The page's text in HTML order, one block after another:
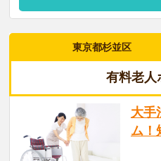
東京都杉並区
有料老人
大手
ム！